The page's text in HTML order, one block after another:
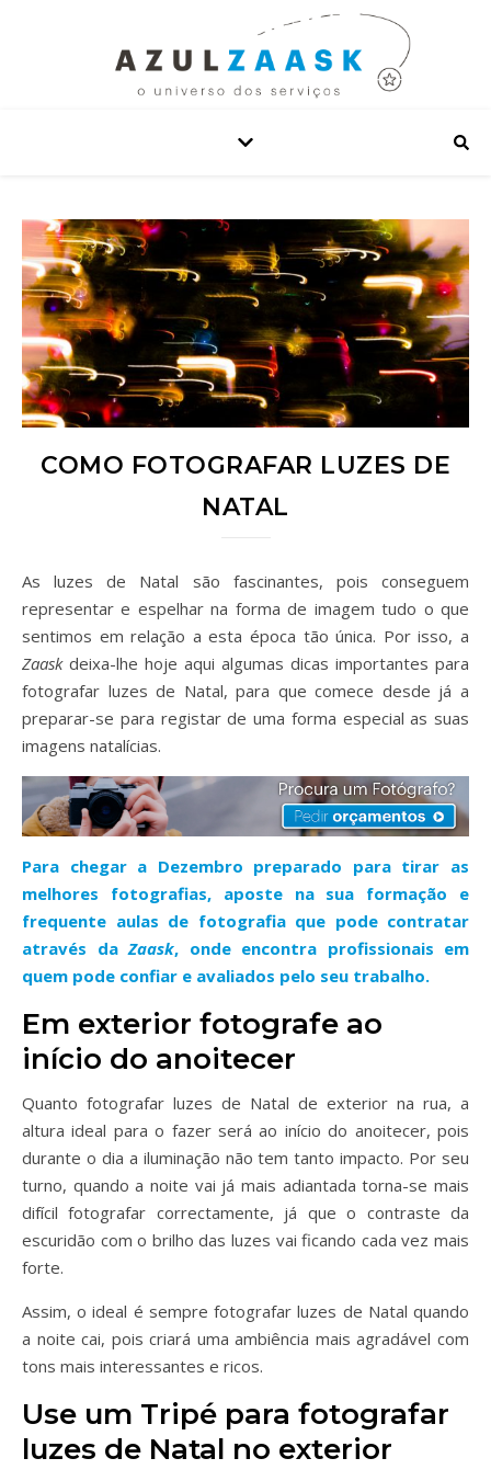
COMO FOTOGRAFAR LUZES DE
NATAL
As luzes de Natal são fascinantes, pois conseguem
representar e espelhar na forma de imagem tudo o que
sentimos em relação a esta época tão única. Por isso, a
Zaaskdeixa-lhe hoje aqui algumas dicas importantes para
fotografar luzes de Natal, para que comece desde já a
preparar-se para registar de uma forma especial as suas
imagens natalícias.
Para chegar a Dezembro preparado para tirar as
melhores fotografias, aposte na sua formação e
frequente aulas de fotografia que pode contratar
através daZaask, onde encontra profissionais em
quem pode confiar e avaliados pelo seu trabalho.
Em exterior fotografe ao
início do anoitecer
Quanto fotografar luzes de Natal de exterior na rua, a
altura ideal para o fazer será ao início do anoitecer, pois
durante o dia a iluminação não tem tanto impacto. Por seu
turno, quando a noite vai já mais adiantada torna-se mais
difícil fotografar correctamente, já que o contraste da
escuridão com o brilho das luzes vai ficando cada vez mais
forte.
Assim, o ideal é sempre fotografar luzes de Natal quando
a noite cai, pois criará uma ambiência mais agradável com
tons mais interessantes e ricos.
Use um Tripé para fotografar
luzes de Natal no exterior